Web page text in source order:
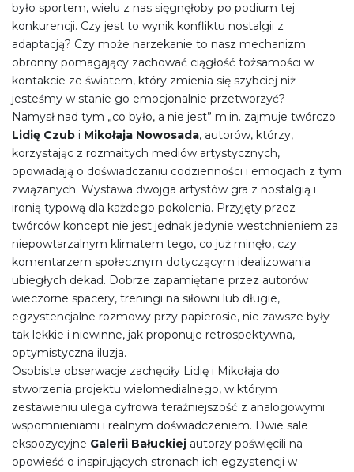
było sportem, wielu z nas sięgnęłoby po podium tej
konkurencji. Czy jest to wynik konfliktu nostalgii z
adaptacją? Czy może narzekanie to nasz mechanizm
obronny pomagający zachować ciągłość tożsamości w
kontakcie ze światem, który zmienia się szybciej niż
jesteśmy w stanie go emocjonalnie przetworzyć?
Namysł nad tym „co było, a nie jest” m.in. zajmuje twórczo
Lidię Czub i Mikołaja Nowosada, autorów, którzy,
korzystając z rozmaitych mediów artystycznych,
opowiadają o doświadczaniu codzienności i emocjach z tym
związanych. Wystawa dwojga artystów gra z nostalgią i
ironią typową dla każdego pokolenia. Przyjęty przez
twórców koncept nie jest jednak jedynie westchnieniem za
niepowtarzalnym klimatem tego, co już minęło, czy
komentarzem społecznym dotyczącym idealizowania
ubiegłych dekad. Dobrze zapamiętane przez autorów
wieczorne spacery, treningi na siłowni lub długie,
egzystencjalne rozmowy przy papierosie, nie zawsze były
tak lekkie i niewinne, jak proponuje retrospektywna,
optymistyczna iluzja.
Osobiste obserwacje zachęciły Lidię i Mikołaja do
stworzenia projektu wielomedialnego, w którym
zestawieniu ulega cyfrowa teraźniejszość z analogowymi
wspomnieniami i realnym doświadczeniem. Dwie sale
ekspozycyjne Galerii Bałuckiej autorzy poświęcili na
opowieść o inspirujących stronach ich egzystencji w